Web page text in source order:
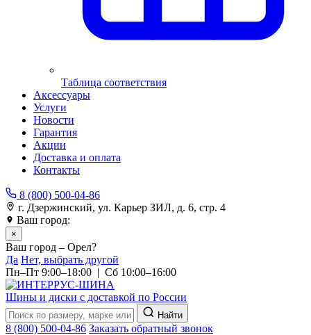
Таблица соответствия
Аксессуары
Услуги
Новости
Гарантия
Акции
Доставка и оплата
Контакты
8 (800) 500-04-86
г. Дзержинский, ул. Карьер ЗИЛ, д. 6, стр. 4
Ваш город:
×
Ваш город – Орел?
Да Нет, выбрать другой
Пн–Пт 9:00–18:00 | Сб 10:00–16:00
Шины и диски с доставкой по России
Найти
8 (800) 500-04-86 Заказать обратный звонок